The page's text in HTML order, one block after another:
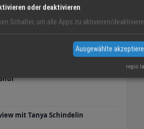
mit Tanya Schindelin
oder deaktivieren
Schalter, um alle Apps zu aktivieren/
Ausgewählte